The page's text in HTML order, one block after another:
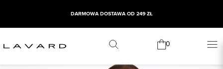
DARMOWA DOSTAWA OD 249 ZŁ
0